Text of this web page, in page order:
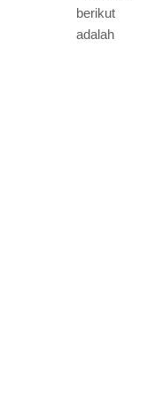
berikut
adalah